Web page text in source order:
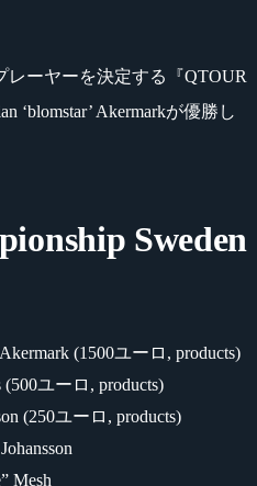
レーヤーを決定する『QTOUR
‘blomstar’ Akermarkが優勝し
Sweden
(1500ユーロ, products)
(500ユーロ, products)
(250ユーロ, products)
Mesh